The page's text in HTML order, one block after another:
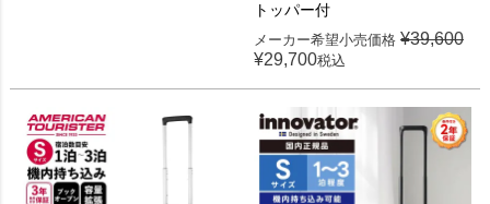
トッパー付
メーカー希望小売価格 ¥39,600
¥29,700税込